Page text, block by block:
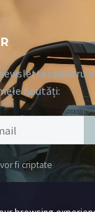
pentru
noutăți:
fi criptate